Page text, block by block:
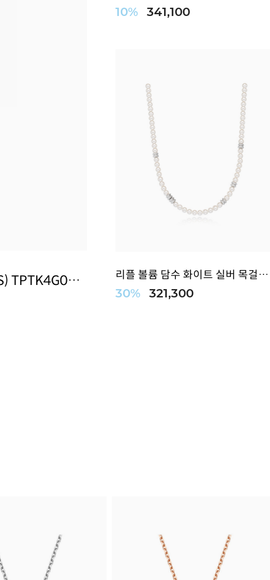
14K 옐로우 골드 리플 오브 글로우 펜던트(S) TPTK4G01069M-S
10% 341,100
리플 볼륨 담수 화이트 실버 목걸이 TNTSVW...
30% 321,300